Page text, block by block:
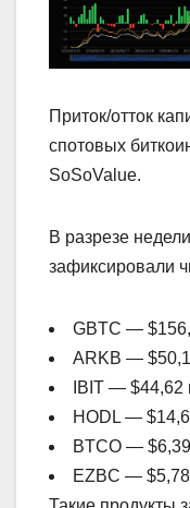
Приток/отток
спотовых
SoSoValue.
В разрезе
зафиксировали
GBTC —
ARKB —
IBIT — $44,62
HODL —
BTCO —
EZBC —